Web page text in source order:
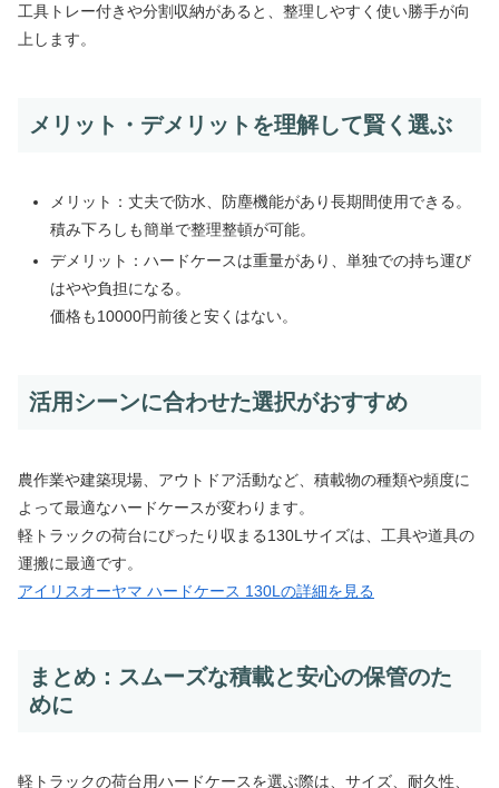
工具トレー付きや分割収納があると、整理しやすく使い勝手が向
上します。
メリット・デメリットを理解して賢く選ぶ
メリット：丈夫で防水、防塵機能があり長期間使用できる。
積み下ろしも簡単で整理整頓が可能。
デメリット：ハードケースは重量があり、単独での持ち運び
はやや負担になる。
価格も10000円前後と安くはない。
活用シーンに合わせた選択がおすすめ
農作業や建築現場、アウトドア活動など、積載物の種類や頻度に
よって最適なハードケースが変わります。
軽トラックの荷台にぴったり収まる130Lサイズは、工具や道具の
運搬に最適です。
アイリスオーヤマ ハードケース 130Lの詳細を見る
まとめ：スムーズな積載と安心の保管のた
めに
軽トラックの荷台用ハードケースを選ぶ際は、サイズ、耐久性、